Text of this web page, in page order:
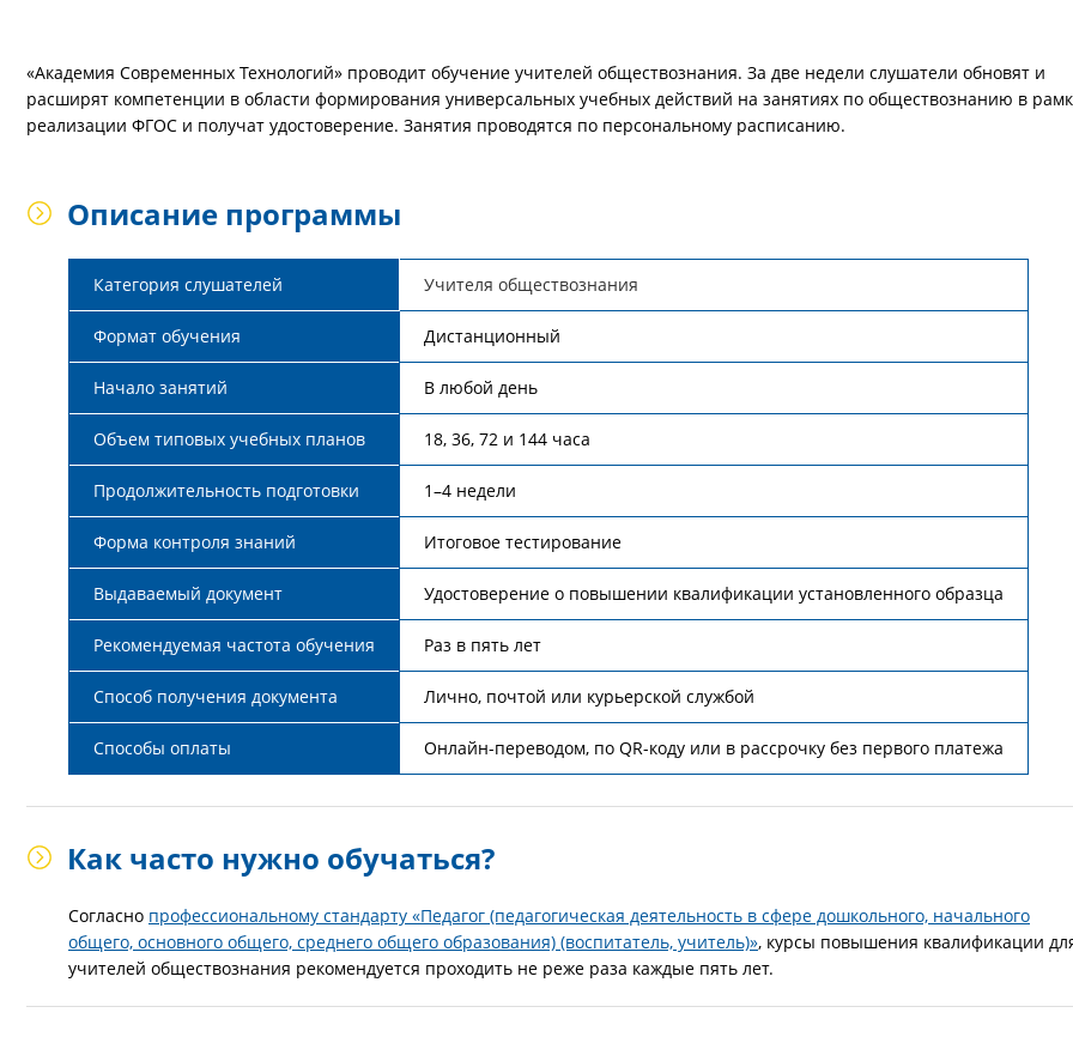
«Академия Современных Технологий» проводит обучение учителей обществознания. За две недели слушатели обновят и
расширят компетенции в области формирования универсальных учебных действий на занятиях по обществознанию в
реализации ФГОС и получат удостоверение. Занятия проводятся по персональному расписанию.
Описание программы
Категория слушателей Учителя обществознания
Формат обучения Дистанционный
Начало занятий В любой день
Объем типовых учебных планов 18, 36, 72 и 144 часа
Продолжительность подготовки 1–4 недели
Форма контроля знаний Итоговое тестирование
Выдаваемый документ Удостоверение о повышении квалификации установленного образца
Рекомендуемая частота обучения Раз в пять лет
Способ получения документа Лично, почтой или курьерской службой
Способы оплаты Онлайн-переводом, по QR-коду или в рассрочку без первого платежа
Как часто нужно обучаться?
Согласно профессиональному стандарту «Педагог (педагогическая деятельность в сфере дошкольного, начального
общего, основного общего, среднего общего образования) (воспитатель, учитель)», курсы повышения квалификации
учителей обществознания рекомендуется проходить не реже раза каждые пять лет.